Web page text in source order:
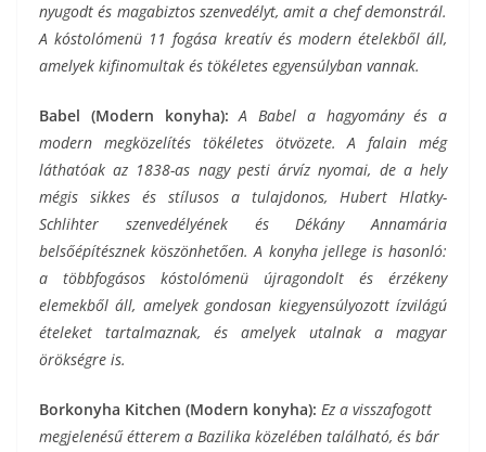
nyugodt és magabiztos szenvedélyt, amit a chef demonstrál.
A kóstolómenü 11 fogása kreatív és modern ételekből áll,
amelyek kifinomultak és tökéletes egyensúlyban vannak.
Babel (Modern konyha):A Babel a hagyomány és a
modern megközelítés tökéletes ötvözete. A falain még
láthatóak az 1838-as nagy pesti árvíz nyomai, de a hely
mégis sikkes és stílusos a tulajdonos, Hubert Hlatky-
Schlihter szenvedélyének és Dékány Annamária
belsőépítésznek köszönhetően. A konyha jellege is hasonló:
a többfogásos kóstolómenü újragondolt és érzékeny
elemekből áll, amelyek gondosan kiegyensúlyozott ízvilágú
ételeket tartalmaznak, és amelyek utalnak a magyar
örökségre is.
Borkonyha Kitchen (Modern konyha): Ez a visszafogott
megjelenésű étterem a Bazilika közelében található, és bár